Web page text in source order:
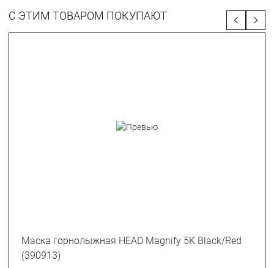
С ЭТИМ ТОВАРОМ ПОКУПАЮТ
Маска горнолыжная HEAD Magnify 5K Black/Red
(390913)